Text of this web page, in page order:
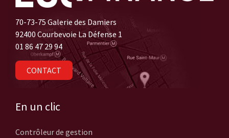
70-73-75 Galerie des Damiers
92400 Courbevoie La Défense 1
01 86 47 29 94
CONTACT
En un clic
Contrôleur de gestion